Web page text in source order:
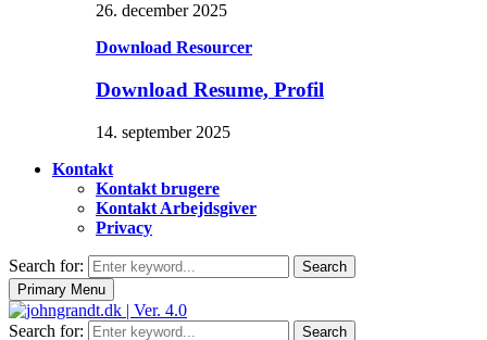
26. december 2025
Download Resourcer
Download Resume, Profil
14. september 2025
Kontakt
Kontakt brugere
Kontakt Arbejdsgiver
Privacy
Search for:
Search
Primary Menu
Search for: Search